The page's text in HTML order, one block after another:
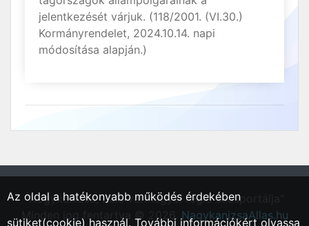
jelentkezését várjuk. (118/2001. (VI.30.)
Kormányrendelet, 2024.10.14. napi
módosítása alapján.)
"Nagykanizsa, Zala vármegyei régió állásportálja"
Minden jog fentartva © 2026.NagykanizsaAllas.hu
Az oldal a hatékonyabb működés érdekében
sütiket(cookie) használ. További információkért olvassa